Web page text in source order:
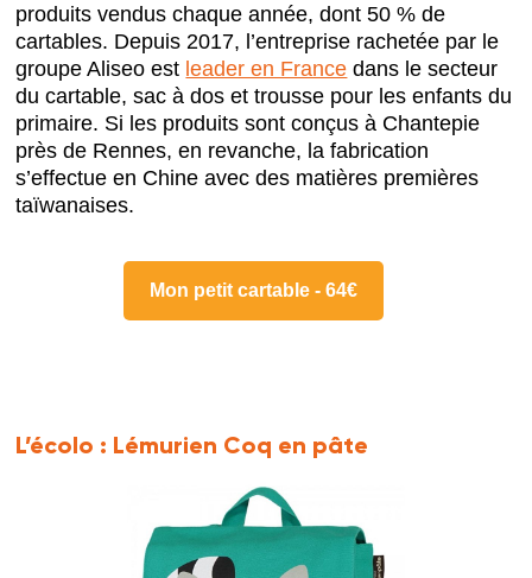
produits vendus chaque année, dont 50 % de
cartables. Depuis 2017, l’entreprise rachetée par le
groupe Aliseo est leader en France dans le secteur
du cartable, sac à dos et trousse pour les enfants du
primaire. Si les produits sont conçus à Chantepie
près de Rennes, en revanche, la fabrication
s’effectue en Chine avec des matières premières
taïwanaises.
Mon petit cartable - 64€
L’écolo : Lémurien Coq en pâte